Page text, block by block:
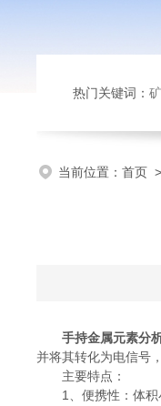
热门关键词：
当前位置： 首页 >
手持金属元素分
并将其转化为电信号
主要特点：
1、便携性：体积小